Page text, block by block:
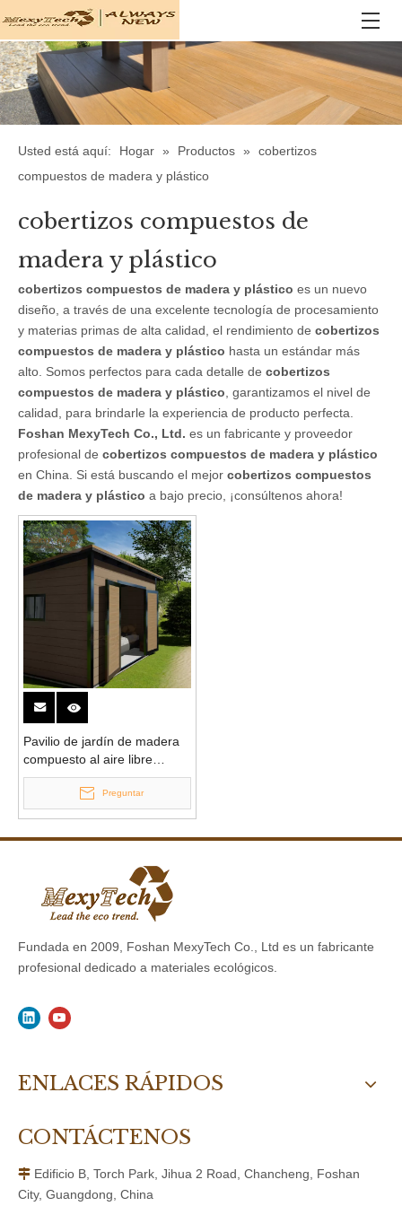
Usted está aquí: Hogar » Productos »
cobertizos
compuestos de madera y plástico
cobertizos compuestos de
madera y plástico
cobertizos compuestos de madera y plástico es un nuevo
diseño, a través de una excelente tecnología de procesamiento
y materias primas de alta calidad, el rendimiento de cobertizos
compuestos de madera y plástico hasta un estándar más
alto. Somos perfectos para cada detalle de cobertizos
compuestos de madera y plástico, garantizamos el nivel de
calidad, para brindarle la experiencia de producto perfecta.
Foshan MexyTech Co., Ltd. es un fabricante y proveedor
profesional de cobertizos compuestos de madera y plástico
en China. Si está buscando el mejor cobertizos compuestos
de madera y plástico a bajo precio, ¡consúltenos ahora!
Pavilio de jardín de madera
compuesto al aire libre
ensamblado
Preguntar
Fundada en 2009, Foshan MexyTech Co., Ltd es un fabricante
profesional dedicado a materiales ecológicos.
ENLACES RÁPIDOS
CONTÁCTENOS
 Edificio B, Torch Park, Jihua 2 Road, Chancheng, Foshan
City, Guangdong, China